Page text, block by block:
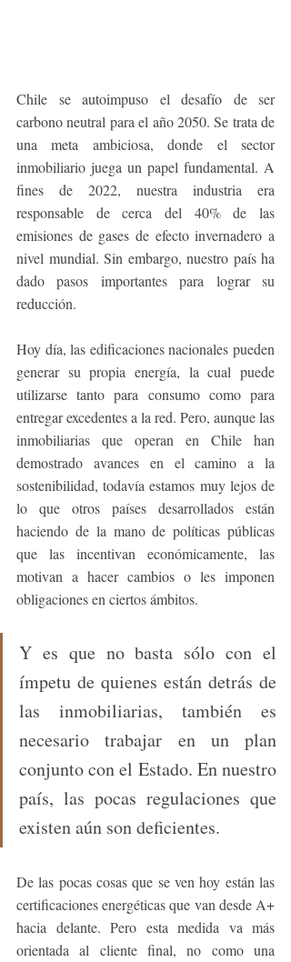
Chile se autoimpuso el desafío de ser
carbono neutral para el año 2050. Se trata de
una meta ambiciosa, donde el sector
inmobiliario juega un papel fundamental. A
fines de 2022, nuestra industria era
responsable de cerca del 40% de las
emisiones de gases de efecto invernadero a
nivel mundial. Sin embargo, nuestro país ha
dado pasos importantes para lograr su
reducción.
Hoy día, las edificaciones nacionales pueden
generar su propia energía, la cual puede
utilizarse tanto para consumo como para
entregar excedentes a la red. Pero, aunque las
inmobiliarias que operan en Chile han
demostrado avances en el camino a la
sostenibilidad, todavía estamos muy lejos de
lo que otros países desarrollados están
haciendo de la mano de políticas públicas
que las incentivan económicamente, las
motivan a hacer cambios o les imponen
obligaciones en ciertos ámbitos.
Y es que no basta sólo con el
ímpetu de quienes están detrás de
las inmobiliarias, también es
necesario trabajar en un plan
conjunto con el Estado. En nuestro
país, las pocas regulaciones que
existen aún son deficientes.
De las pocas cosas que se ven hoy están las
certificaciones energéticas que van desde A+
hacia delante. Pero esta medida va más
orientada al cliente final, no como una